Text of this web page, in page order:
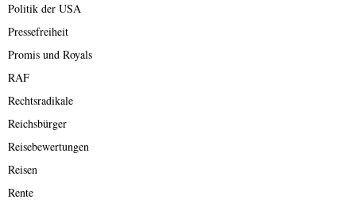
Politik der USA
Pressefreiheit
Promis und Royals
RAF
Rechtsradikale
Reichsbürger
Reisebewertungen
Reisen
Rente